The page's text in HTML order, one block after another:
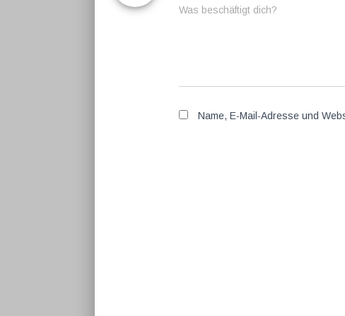
Was beschäftigt dich?
Name, E-Mail-Adresse und